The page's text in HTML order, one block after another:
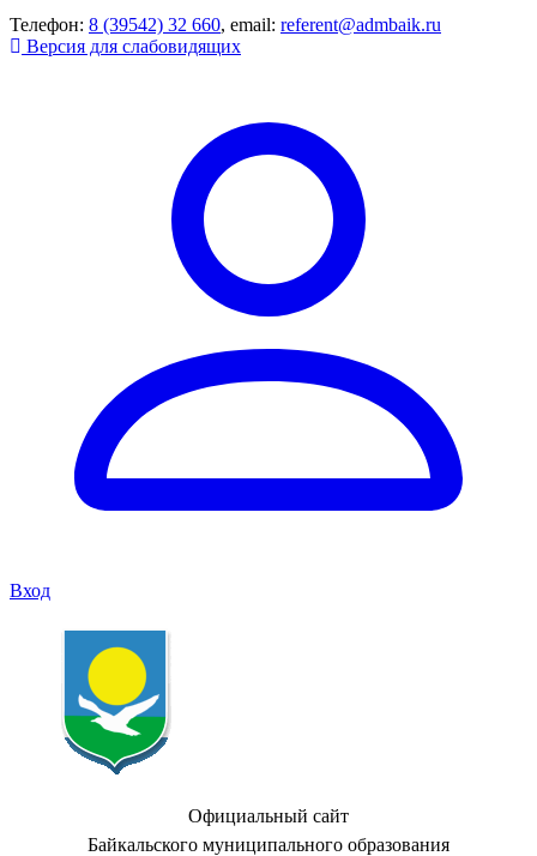
Телефон: 8 (39542) 32 660, email: referent@admbaik.ru
Версия для слабовидящих
Вход
Официальный сайт
Байкальского муниципального образования